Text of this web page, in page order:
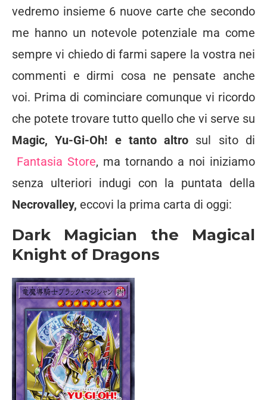
vedremo insieme 6 nuove carte che secondo
me hanno un notevole potenziale ma come
sempre vi chiedo di farmi sapere la vostra nei
commenti e dirmi cosa ne pensate anche
voi. Prima di cominciare comunque vi ricordo
che potete trovare tutto quello che vi serve su
Magic, Yu-Gi-Oh! e tanto altro sul sito di
Fantasia Store, ma tornando a noi iniziamo
senza ulteriori indugi con la puntata della
Necrovalley, eccovi la prima carta di oggi:
Dark Magician the Magical
Knight of Dragons